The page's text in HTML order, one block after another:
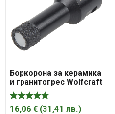
Боркорона за керамика
и гранитогрес Wolfcraft
с диамантена посипка с
резба М14х2 14 мм, 45
мм
16,06 € (31,41 лв.)